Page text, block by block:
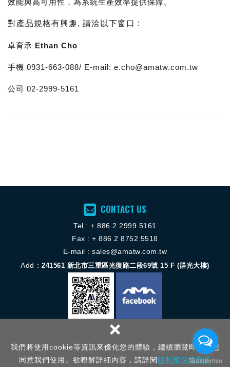
我們將使用cookie等資訊來優化您的體驗，繼續瀏覽即表示您
同意我們使用。欲瞭解詳細內容，請詳閱 隱私權保護政策
×
效能與高可用性，為系統生產效率提供保障。
對產品規格有興趣, 請洽以下窗口 :
卓育承 Ethan Cho
手機 0931-663-088/ E-mail: e.cho@amatw.com.tw
公司 02-2999-5161
CONTACT US
Tel : + 886 2 2999 5161
Fax : + 886 2 8752 5518
E-mail :sales@amatw.com.tw
Add：241561 新北市三重區光復路二段69號 15 F (群光大樓)
Copyright © 揚歐機械服務股份有限公司 All Rights Reserved.
網頁設計 │
新視野